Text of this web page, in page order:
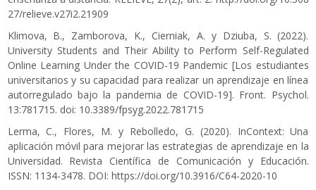
27/relieve.v27i2.21909
Klimova, B., Zamborova, K., Cierniak, A. y Dziuba, S. (2022).
University Students and Their Ability to Perform Self-Regulated
Online Learning Under the COVID-19 Pandemic [Los estudiantes
universitarios y su capacidad para realizar un aprendizaje en línea
autorregulado bajo la pandemia de COVID-19]. Front. Psychol.
13:781715. doi: 10.3389/fpsyg.2022.781715
Lerma, C., Flores, M. y Rebolledo, G. (2020). InContext: Una
aplicación móvil para mejorar las estrategias de aprendizaje en la
Universidad. Revista Científica de Comunicación y Educación.
ISSN: 1134-3478. DOI: https://doi.org/10.3916/C64-2020-10